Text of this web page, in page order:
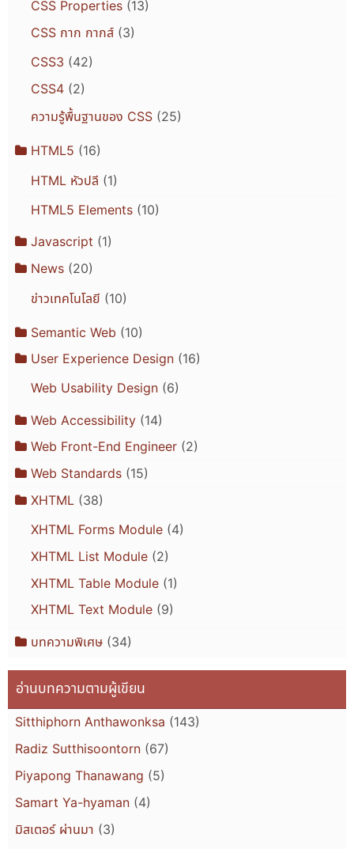
CSS Properties(13)
CSS กาก กากส์(3)
CSS3 (42)
CSS4(2)
ความรู้พื้นฐานของ CSS(25)
HTML5 (16)
HTML หัวปลี (1)
HTML5 Elements(10)
Javascript (1)
News(20)
ข่าวเทคโนโลยี (10)
Semantic Web (10)
User Experience Design(16)
Web Usability Design(6)
Web Accessibility(14)
Web Front-End Engineer(2)
Web Standards(15)
XHTML (38)
XHTML Forms Module(4)
XHTML List Module(2)
XHTML Table Module(1)
XHTML Text Module(9)
บทความพิเศษ(34)
อ่านบทความตามผู้เขียน
Sitthiphorn Anthawonksa (143)
Radiz Sutthisoontorn (67)
Piyapong Thanawang (5)
Samart Ya-hyaman (4)
มิสเตอร์ ผ่านมา (3)